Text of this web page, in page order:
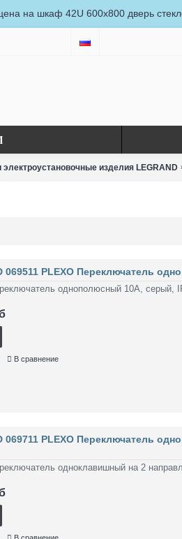
на шкаф 42U 600x800 дверь
электроустановочные изделия LEGRAND
069511 PLEXO Переключатель
однополюсный 10A, серый,
В сравнение
069711 PLEXO Переключатель
одноклавишный на 2